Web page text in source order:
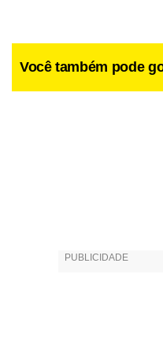
No entanto, espere pelo
Você também pode